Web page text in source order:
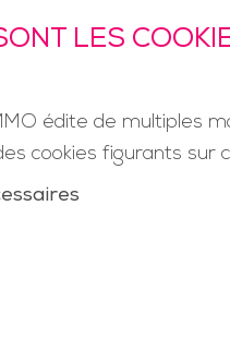
LES
édite de multiples
cookies figurants sur